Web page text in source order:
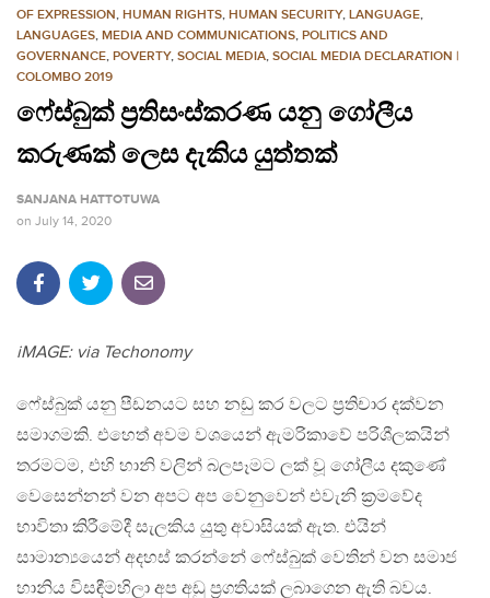
OF EXPRESSION, HUMAN RIGHTS, HUMAN SECURITY, LANGUAGE,
LANGUAGES, MEDIA AND COMMUNICATIONS, POLITICS AND
GOVERNANCE, POVERTY, SOCIAL MEDIA, SOCIAL MEDIA DECLARATION |
COLOMBO 2019
ෆේස්බුක් ප්‍රතිසංස්කරණ යනු ගෝලීය
කරුණක් ලෙස දැකිය යුත්තක්
SANJANA HATTOTUWA
on July 14, 2020
iMAGE: via Techonomy
ෆේස්බුක් යනු පීඩනයට සහ නඩු කර වලට ප්‍රතිචාර දක්වන
සමාගමකි. එහෙත් අවම වශයෙන් ඇමරිකාවේ පරිශීලකයින්
තරමටම, එහි හානි වලින් බලපෑමට ලක් වූ ගෝලීය දකුණේ
වෙසෙන්නන් වන අපට අප වෙනුවෙන් එවැනි ක්‍රමවේද
භාවිතා කිරීමේදී සැලකිය යුතු අවාසියක් ඇත. එයින්
සාමාන්‍යයෙන් අදහස් කරන්නේ ෆේස්බුක් වෙතින් වන සමාජ
හානිය විසඳීමහිලා අප අඩු ප්‍රගතියක් ලබාගෙන ඇති බවය.